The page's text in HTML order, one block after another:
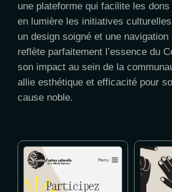
une plateforme qui facilite les
en lumière les initiatives
un design soigné et une
reflète parfaitement l’essence du
son impact au sein de la
allie esthétique et efficacité pour
cause noble.